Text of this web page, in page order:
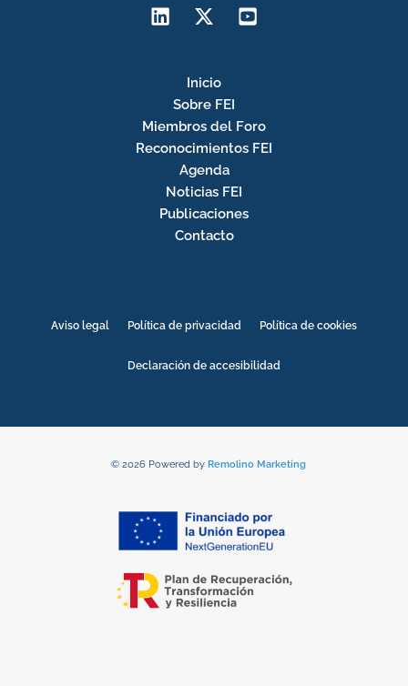
Inicio
Sobre FEI
Miembros del Foro
Reconocimientos FEI
Agenda
Noticias FEI
Publicaciones
Contacto
Aviso legal Política de privacidad Política de cookies
Declaración de accesibilidad
© 2026 Powered by Remolino Marketing